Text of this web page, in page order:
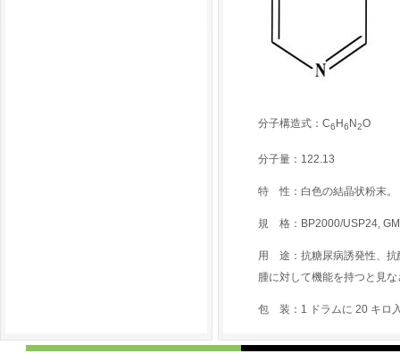
分子構造式：C6 H6 N2O
分子量：122.13
特 性：白色の結晶状粉末。
規 格：BP2000/USP24,
用 途：抗糖尿病誘発性、抗
腫に対して機能を持つと見
包 装：1 ドラムに 20 キロ